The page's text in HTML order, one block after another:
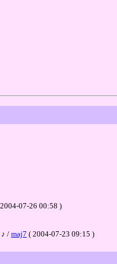
07-26 00:58 )
/ maj7 ( 2004-07-23 09:15 )